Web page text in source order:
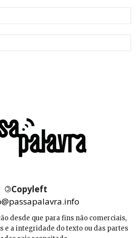
©Copyleft
desde que para fins não comerciais,
e a integridade do texto ou das partes